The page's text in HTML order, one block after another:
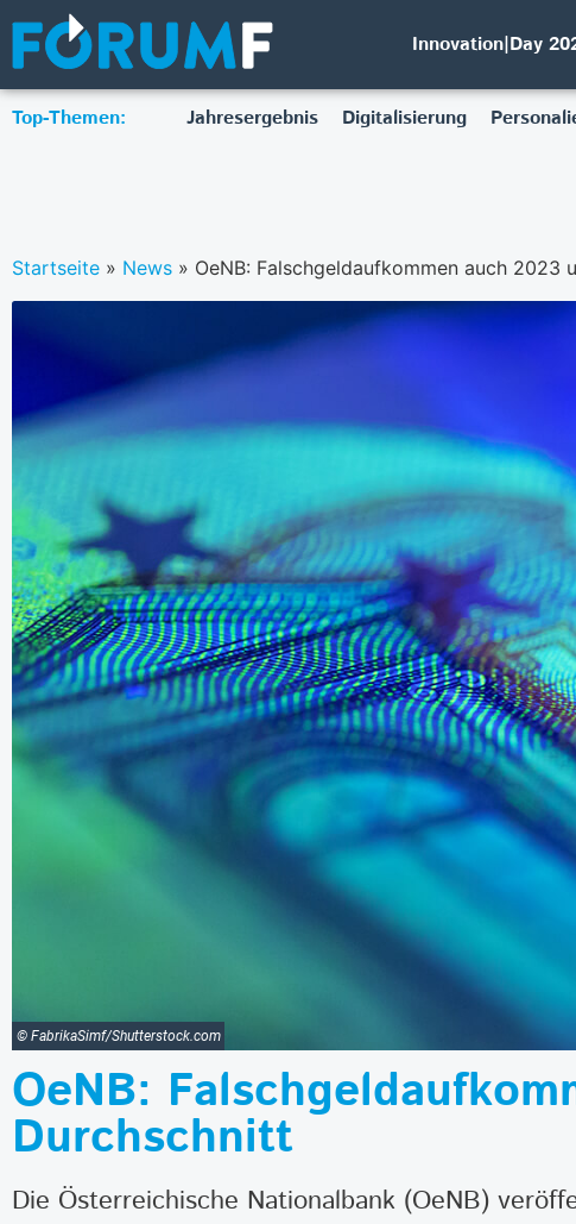
Innovation|Day
Top-Themen: Jahresergebnis Digitalisierung
Startseite » News » OeNB: Falschgeldaufkommen auch 2023
© FabrikaSimf/Shutterstock.com
OeNB:
Durchschnitt
Die Österreichische Nationalbank (OeNB)